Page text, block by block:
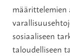
sosiaaliseen
taloudelliseen